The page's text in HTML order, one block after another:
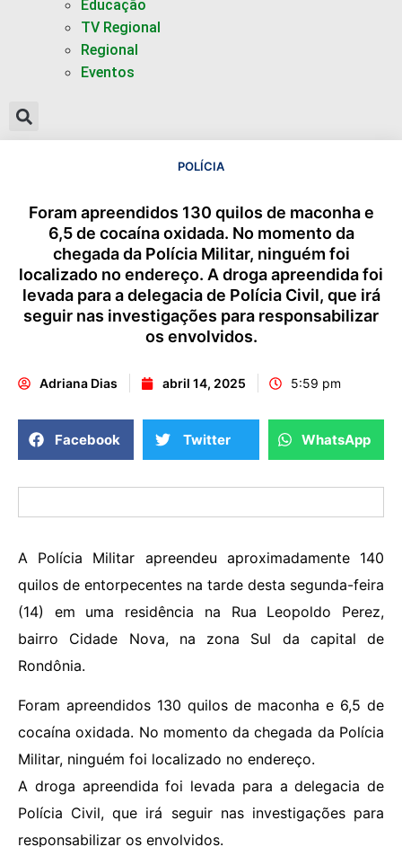
Educação
TV Regional
Regional
Eventos
POLÍCIA
Foram apreendidos 130 quilos de maconha e
6,5 de cocaína oxidada. No momento da
chegada da Polícia Militar, ninguém foi
localizado no endereço. A droga apreendida foi
levada para a delegacia de Polícia Civil, que irá
seguir nas investigações para responsabilizar
os envolvidos.
Adriana Dias abril 14, 2025 5:59 pm
Facebook Twitter WhatsApp
A Polícia Militar apreendeu aproximadamente 140
quilos de entorpecentes na tarde desta segunda-feira
(14) em uma residência na Rua Leopoldo Perez,
bairro Cidade Nova, na zona Sul da capital de
Rondônia.
Foram apreendidos 130 quilos de maconha e 6,5 de
cocaína oxidada. No momento da chegada da Polícia
Militar, ninguém foi localizado no endereço.
A droga apreendida foi levada para a delegacia de
Polícia Civil, que irá seguir nas investigações para
responsabilizar os envolvidos.